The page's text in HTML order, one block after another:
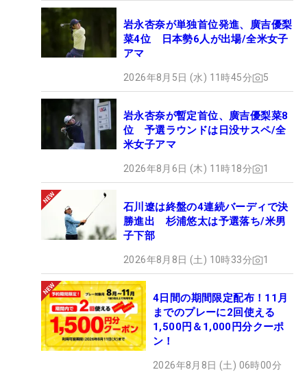
岩永杏奈が単独首位発進、廣吉優梨
菜4位 日本勢6人が出場/全米女子
アマ
2026年8月5日 (水) 11時45分 5
岩永杏奈が暫定首位、廣吉優梨菜8
位 予選ラウンドは日没サスペ/全
米女子アマ
2026年8月6日 (木) 11時18分 1
石川遼は終盤の4連続バーディで決
勝進出 杉浦悠太は予選落ち/米男
子下部
2026年8月8日 (土) 10時33分 1
4日間の期間限定配布！11月
までのプレーに2回使える
1,500円＆1,000円分クーポ
ン！
2026年8月8日 (土) 06時00分